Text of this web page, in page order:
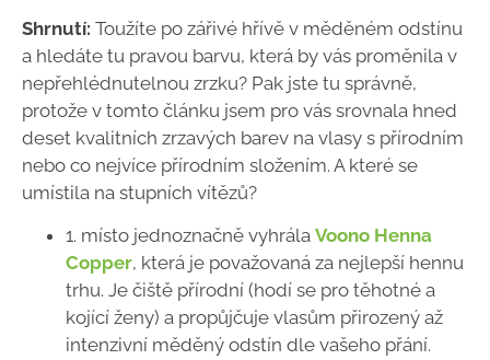
Shrnutí: Toužíte po zářivé hřívě v měděném odstínu
a hledáte tu pravou barvu, která by vás proměnila v
nepřehlédnutelnou zrzku? Pak jste tu správně,
protože v tomto článku jsem pro vás srovnala hned
deset kvalitních zrzavých barev na vlasy s přírodním
nebo co nejvíce přírodním složením. A které se
umístila na stupních vítězů?
1. místo jednoznačně vyhrála Voono Henna
Copper, která je považovaná za nejlepší hennu
trhu. Je čiště přírodní (hodí se pro těhotné a
kojící ženy) a propůjčuje vlasům přirozený až
intenzivní měděný odstín dle vašeho přání.